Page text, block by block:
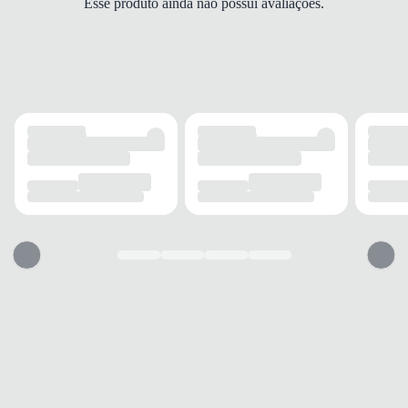
SOLADO
Borracha
ADERÊNCIA
Alta
Com
FECHAMENTO
Esse produto ainda não possui avaliações.